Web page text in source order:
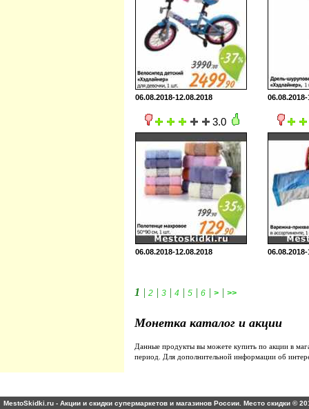
06.08.2018-12.08.2018
3.0
06.08.2018-12.08.2018
1 | 2 | 3 | 4 | 5 | 6 | > | >>
Монетка каталог и акции
Данные продукты вы можете купить по акции в
период. Для дополнительной информации об
MestoSkidki.ru - Акции и скидки супермаркетов и магазинов России. Место скидки ©